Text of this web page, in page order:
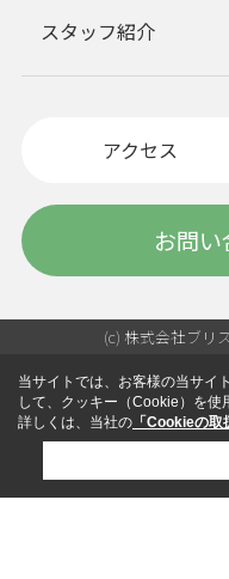
スタッフ紹介
アクセス
お問
(c) 株式会社ブリ
当サイトでは、お客様の当サイ
して、クッキー（Cookie）を使
詳しくは、当社の 「Cookieの取